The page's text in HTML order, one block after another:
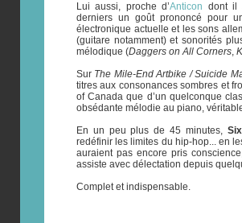
Lui aussi, proche d’Anticon dont il
derniers un goût prononcé pour
électronique actuelle et les sons
(guitare notamment) et sonorités
mélodique (Daggers on All Corners,
Sur The Mile-End Artbike / Suicide
titres aux consonances sombres et
of Canada que d’un quelconque
obsédante mélodie au piano,
En un peu plus de 45 minutes,
redéfinir les limites du hip-hop... en
auraient pas encore pris
assiste avec délectation depuis
Complet et indispensable.